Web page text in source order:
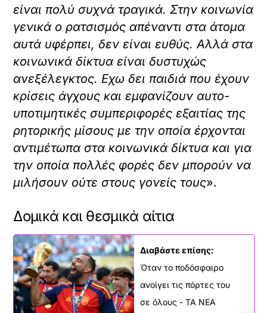
είναι πολύ συχνά τραγικά. Στην κοινωνία
γενικά ο ρατσισμός απέναντι στα άτομα
αυτά υφέρπει, δεν είναι ευθύς. Αλλά στα
κοινωνικά δίκτυα είναι δυστυχώς
ανεξέλεγκτος. Εχω δει παιδιά που έχουν
κρίσεις άγχους και εμφανίζουν αυτο-
υποτιμητικές συμπεριφορές εξαιτίας της
ρητορικής μίσους με την οποία έρχονται
αντιμέτωπα στα κοινωνικά δίκτυα και για
την οποία πολλές φορές δεν μπορούν να
μιλήσουν ούτε στους γονείς τους».
Δομικά και θεσμικά αίτια
Διαβάστε επίσης:
Όταν το ποδόσφαιρο
ανοίγει τις πόρτες του
σε όλους - ΤΑ ΝΕΑ